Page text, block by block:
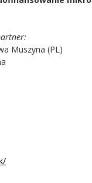
Muszyna (PL)